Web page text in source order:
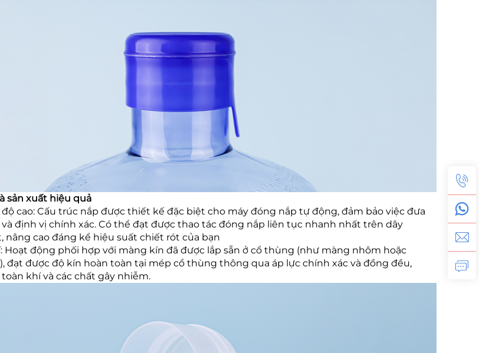
sản xuất hiệu quả
cao: Cấu trúc nắp được thiết kế đặc biệt cho máy đóng nắp tự động, đảm bảo việc đưa
định vị chính xác. Có thể đạt được thao tác đóng nắp liên tục nhanh nhất trên dây
nâng cao đáng kể hiệu suất chiết rót của bạn
Hoạt động phối hợp với màng kín đã được lắp sẵn ở cổ thùng (như màng nhôm hoặc
đạt được độ kín hoàn toàn tại mép cổ thùng thông qua áp lực chính xác và đồng đều,
khí và các chất gây nhiễm.